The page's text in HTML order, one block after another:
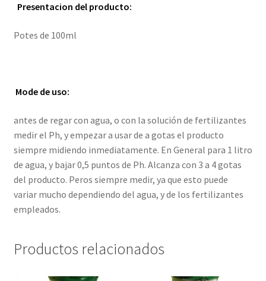
Presentacion del producto:
Potes de 100ml
Mode de uso:
antes de regar con agua, o con la solución de fertilizantes
medir el Ph, y empezar a usar de a gotas el producto
siempre midiendo inmediatamente. En General para 1 litro
de agua, y bajar 0,5 puntos de Ph. Alcanza con 3 a 4 gotas
del producto. Peros siempre medir, ya que esto puede
variar mucho dependiendo del agua, y de los fertilizantes
empleados.
Productos relacionados